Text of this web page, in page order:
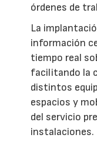
órdenes de
La
información
tiempo real
facilitando la
distintos
espacios y
del servicio
instalaciones.